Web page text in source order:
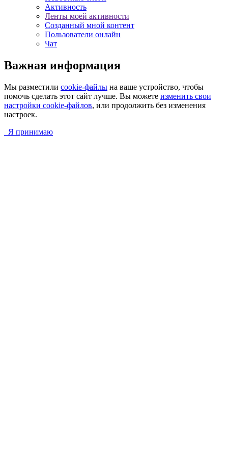
Активность
Ленты моей активности
Созданный мной контент
Пользователи онлайн
Чат
Важная информация
Мы разместили cookie-файлы на ваше устройство, чтобы
помочь сделать этот сайт лучше. Вы можете изменить свои
настройки cookie-файлов, или продолжить без изменения
настроек.
Я принимаю